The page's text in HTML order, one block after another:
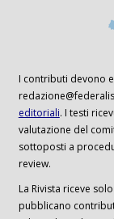
I contributi devono
editoriali. I testi
valutazione del
sottoposti a
review.
La Rivista riceve
pubblicano